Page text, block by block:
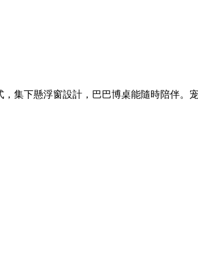
集下懸浮窗設計，巴巴博桌能隨時陪伴。